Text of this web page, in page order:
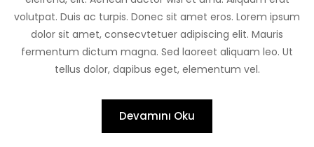
volutpat. Duis ac turpis. Donec sit amet eros. Lorem ipsum
dolor sit amet, consecvtetuer adipiscing elit. Mauris
fermentum dictum magna. Sed laoreet aliquam leo. Ut
tellus dolor, dapibus eget, elementum vel.
Devamını Oku